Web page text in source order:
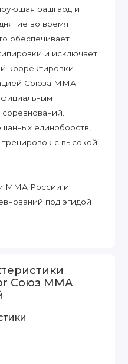
рашгард и
во время
обеспечивает
и исключает
корректировки.
Союза ММА
единоборств,
с высокой
ММА России и
под эгидой
Союз ММА